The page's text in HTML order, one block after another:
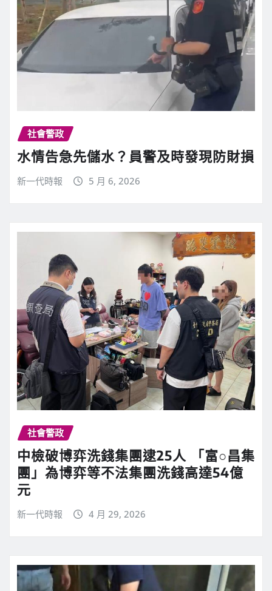
社會警政
水情告急先儲水？員警及時發現防財損
新一代時報 5 月 6, 2026
社會警政
中檢破博弈洗錢集團逮25人 「富○昌集
團」為博弈等不法集團洗錢高達54億
元
新一代時報 4 月 29, 2026